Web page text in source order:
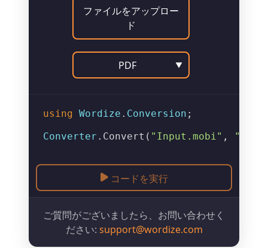
ファイルをアップロー
ド
PDF ▼
using Wordize . Conversion ;
Converter . Convert ( "Input.mobi" ,
コードを実行
ご質問がございましたら、お問い合わせく
ださい: support@wordize.com